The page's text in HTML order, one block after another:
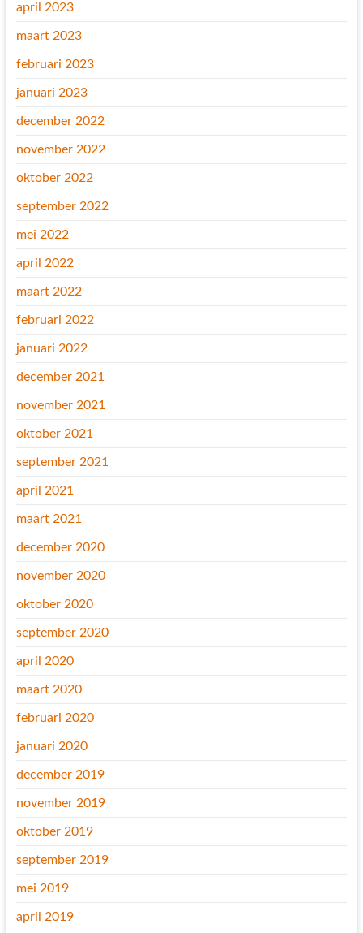
april 2023
maart 2023
februari 2023
januari 2023
december 2022
november 2022
oktober 2022
september 2022
mei 2022
april 2022
maart 2022
februari 2022
januari 2022
december 2021
november 2021
oktober 2021
september 2021
april 2021
maart 2021
december 2020
november 2020
oktober 2020
september 2020
april 2020
maart 2020
februari 2020
januari 2020
december 2019
november 2019
oktober 2019
september 2019
mei 2019
april 2019